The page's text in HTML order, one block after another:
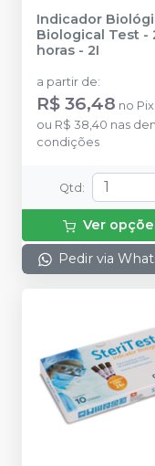
Indicador
Biological Test -
horas - 2I
a partir de:
R$ 36,48 no Pix
ou R$ 38,40 nas
condições
Qtd :
Ver
Pedir via